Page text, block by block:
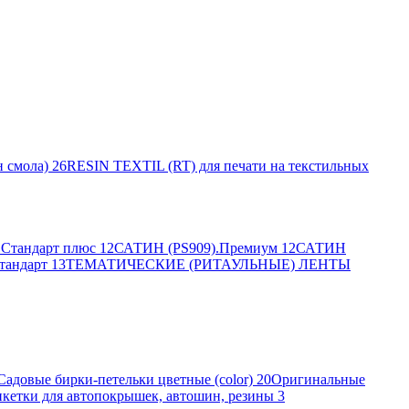
смола) 26RESIN TEXTIL (RT) для печати на текстильных
плюс 12САТИН (PS909).Премиум 12САТИН
13ТЕМАТИЧЕСКИЕ (РИТАУЛЬНЫЕ) ЛЕНТЫ
бирки-петельки цветные (color) 20Оригинальные
для автопокрышек, автошин, резины 3